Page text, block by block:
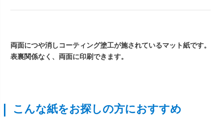
両面につや消しコーティング塗工が施されているマット紙です。
表裏関係なく、両面に印刷できます。
こんな紙をお探しの方におすすめ